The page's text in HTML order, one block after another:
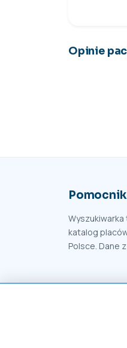
Opinie
Pomocnik
Wyszukiwarka
katalog
Polsce. Dane